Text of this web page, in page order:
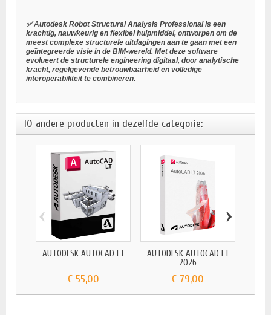
✅ Autodesk Robot Structural Analysis Professional is een
krachtig, nauwkeurig en flexibel hulpmiddel, ontworpen om de
meest complexe structurele uitdagingen aan te gaan met een
geïntegreerde visie in de BIM-wereld. Met deze software
evolueert de structurele engineering digitaal, door analytische
kracht, regelgevende betrouwbaarheid en volledige
interoperabiliteit te combineren.
10 andere producten in dezelfde categorie:
AUTODESK AUTOCAD LT
€ 55,00
AUTODESK AUTOCAD LT
2026
€ 79,00
‹ ›